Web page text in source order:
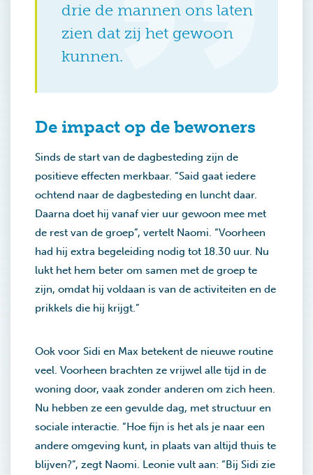
drie de mannen ons laten
zien dat zij het gewoon
kunnen.
De impact op de bewoners
Sinds de start van de dagbesteding zijn de
positieve effecten merkbaar. “Said gaat iedere
ochtend naar de dagbesteding en luncht daar.
Daarna doet hij vanaf vier uur gewoon mee met
de rest van de groep”, vertelt Naomi. “Voorheen
had hij extra begeleiding nodig tot 18.30 uur. Nu
lukt het hem beter om samen met de groep te
zijn, omdat hij voldaan is van de activiteiten en de
prikkels die hij krijgt.”
Ook voor Sidi en Max betekent de nieuwe routine
veel. Voorheen brachten ze vrijwel alle tijd in de
woning door, vaak zonder anderen om zich heen.
Nu hebben ze een gevulde dag, met structuur en
sociale interactie. “Hoe fijn is het als je naar een
andere omgeving kunt, in plaats van altijd thuis te
blijven?”, zegt Naomi. Leonie vult aan: “Bij Sidi zie